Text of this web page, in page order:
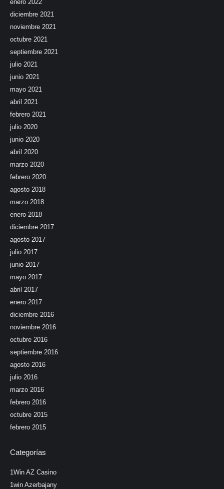
enero 2022
diciembre 2021
noviembre 2021
octubre 2021
septiembre 2021
julio 2021
junio 2021
mayo 2021
abril 2021
febrero 2021
julio 2020
junio 2020
abril 2020
marzo 2020
febrero 2020
agosto 2018
marzo 2018
enero 2018
diciembre 2017
agosto 2017
julio 2017
junio 2017
mayo 2017
abril 2017
enero 2017
diciembre 2016
noviembre 2016
octubre 2016
septiembre 2016
agosto 2016
julio 2016
marzo 2016
febrero 2016
octubre 2015
febrero 2015
Categorías
1Win AZ Casino
1win Azerbajany